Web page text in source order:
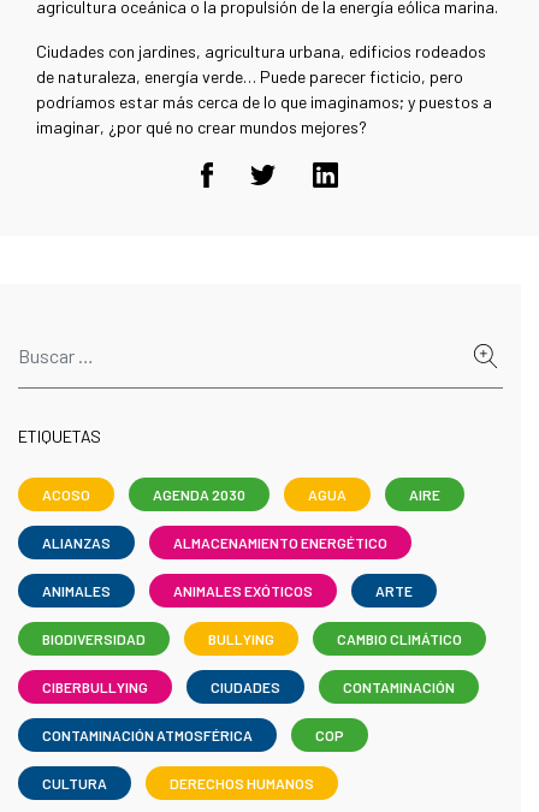
agricultura oceánica o la propulsión de la energía eólica marina.
Ciudades con jardines, agricultura urbana, edificios rodeados
de naturaleza, energía verde… Puede parecer ficticio, pero
podríamos estar más cerca de lo que imaginamos; y puestos a
imaginar, ¿por qué no crear mundos mejores?
ETIQUETAS
ACOSO AGENDA 2030 AGUA AIRE
ALIANZAS ALMACENAMIENTO ENERGÉTICO
ANIMALES ANIMALES EXÓTICOS ARTE
BIODIVERSIDAD BULLYING CAMBIO CLIMÁTICO
CIBERBULLYING CIUDADES CONTAMINACIÓN
CONTAMINACIÓN ATMOSFÉRICA COP
CULTURA DERECHOS HUMANOS